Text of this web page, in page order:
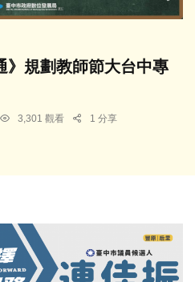
》規劃教師節大台中專
3,301 觀看 1 分享